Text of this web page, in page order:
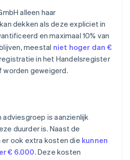
alleen haar
dekken als deze expliciet in
en maximaal 10% van
meestal niet hoger dan €
in het Handelsregister
geweigerd.
adviesgroep is aanzienlijk
duurder is. Naast de
ook extra kosten die kunnen
€ 6.000. Deze kosten